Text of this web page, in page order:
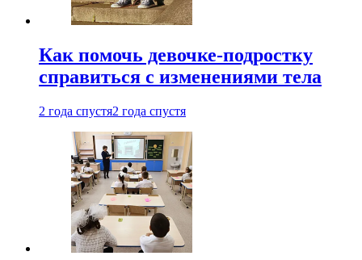
Как помочь девочке-подростку
справиться с изменениями тела
2 года спустя2 года спустя